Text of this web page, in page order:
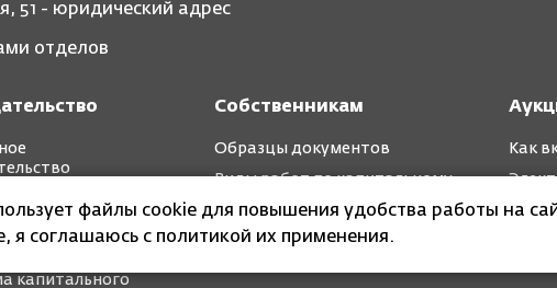
51 - юридический адрес
отделов
капитального
Собственникам
Образцы документов
Виды работ по капитальному
Как
файлы cookie для повышения удобства работы на
я соглашаюсь с политикой их применения.